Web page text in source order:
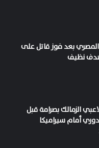
المصري بعد فوز قاتل على
بهدف نظيف
الزمالك بصرامة قبل
أمام سيراميكا